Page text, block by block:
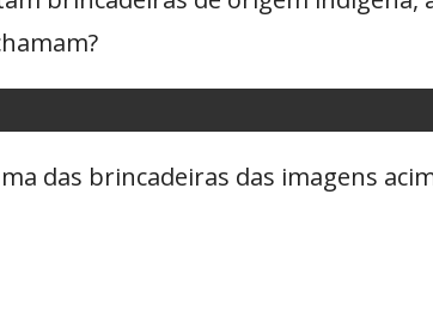
das brincadeiras das imagens